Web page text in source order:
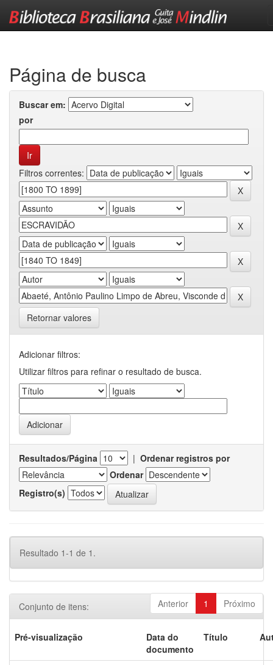
Página de busca
Buscar em:
por
Filtros correntes:
Retornar valores
Adicionar filtros:
Utilizar filtros para refinar o resultado de busca.
Resultados/Página | Ordenar registros por
Ordenar
Registro(s)
Resultado 1-1 de 1.
Anterior 1 Próximo
Conjunto de itens:
Pré-visualização
Data do
documento
Título